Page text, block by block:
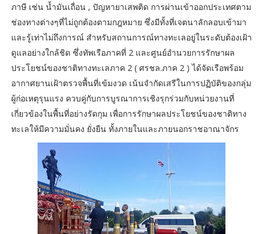
ภาษี เช่น น้ำมันเถื่อน , ปัญหายาเสพติด การผ่านเข้าออกประเทศตาม
ช่องทางต่างๆที่ไม่ถูกต้องตามกฎหมาย ซึ่งมีทั้งที่เจตนาลักลอบเข้ามา
และรู้เท่าไม่ถึงการณ์ สำหรับสถานการณ์ทางทะเลอยู่ในระดับต้องเฝ้า
ดูแลอย่างใกล้ชิด ซึ่งทัพเรือภาคที่ 2 และศูนย์อำนวยการรักษาผล
ประโยชน์ของชาติทางทะเลภาค 2 ( ศรชล.ภาค 2 ) ได้จัดเรือพร้อม
อากาศยานเฝ้าตรวจพื้นที่เข้มงวด เน้นจำกัดเสรีในการปฏิบัติของกลุ่ม
ผู้ก่อเหตุรุนแรง ควบคู่กับการบูรณาการเชิงรุกร่วมกับหน่วยงานที่
เกี่ยวข้องในพื้นที่อย่างรัดกุม เพื่อการรักษาผลประโยชน์ของชาติทาง
ทะเลให้มีความมั่นคง ยั่งยืน ทั้งภายในและภายนอกราชอาณาจักร